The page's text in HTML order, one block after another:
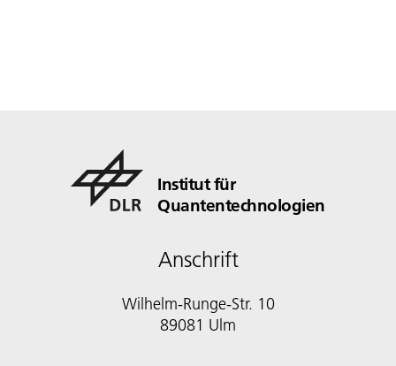
Institut für
Quantentechnologien
Anschrift
Wilhelm-Runge-Str. 10
89081 Ulm